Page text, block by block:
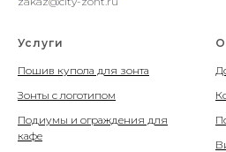
Услуги
Пошив купола для зонта
Зонты с логотипом
Подиумы и ограждения для
кафе